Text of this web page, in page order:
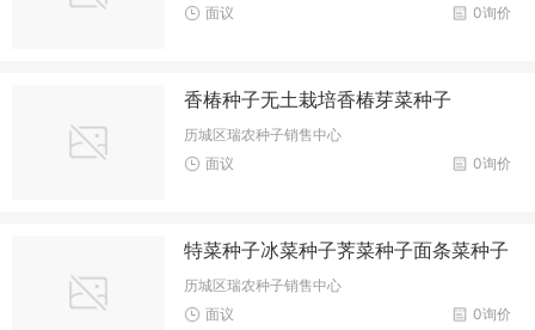
0询价
面议
香椿种子无土栽培香椿芽菜种子
历城区瑞农种子销售中心
0询价
面议
特菜种子冰菜种子荠菜种子面条菜种子
历城区瑞农种子销售中心
0询价
面议